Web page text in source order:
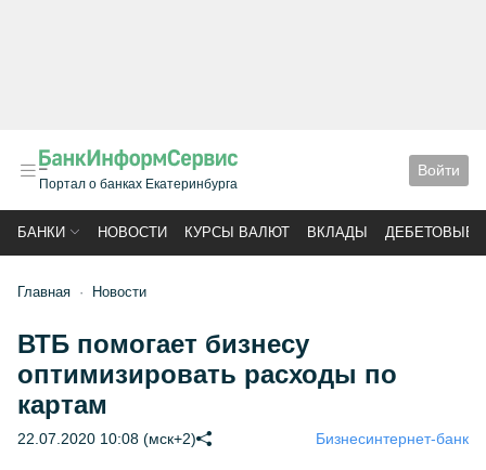
Портал о банках Екатеринбурга
Войти
БАНКИ НОВОСТИ КУРСЫ ВАЛЮТ ВКЛАДЫ ДЕБЕТОВЫЕ
Главная Новости
ВТБ помогает бизнесу
оптимизировать расходы по
картам
22.07.2020 10:08 (мск+2) Бизнесинтернет-банк